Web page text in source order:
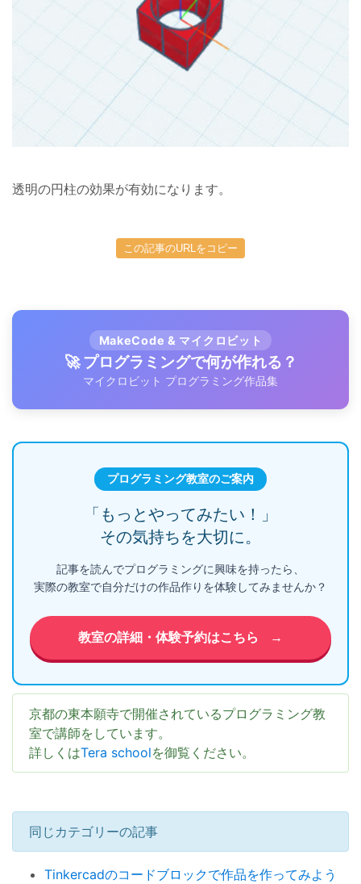
透明の円柱の効果が有効になります。
この記事のURLをコピー
MakeCode & マイクロビット
🚀 プログラミングで何が作れる？
マイクロビット プログラミング作品集
プログラミング教室のご案内
「もっとやってみたい！」
その気持ちを大切に。
記事を読んでプログラミングに興味を持ったら、
実際の教室で自分だけの作品作りを体験してみませんか？
教室の詳細・体験予約はこちら →
京都の東本願寺で開催されているプログラミング教
室で講師をしています。
詳しくはTera schoolを御覧ください。
同じカテゴリーの記事
Tinkercadのコードブロックで作品を作ってみよう